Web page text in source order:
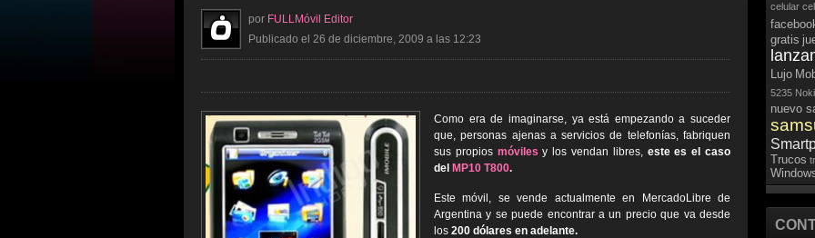
por FULLMóvil Editor
Publicado el 26 de diciembre, 2009 a las 12:23
Como era de imaginarse, ya está empezando a suceder
que, personas ajenas a servicios de telefonías, fabriquen
sus propios móviles y los vendan libres, este es el caso
del MP10 T800.
Este móvil, se vende actualmente en MercadoLibre de
Argentina y se puede encontrar a un precio que va desde
los 200 dólares en adelante.
celular
gratis
Lujo
5235
nuevo
Trucos